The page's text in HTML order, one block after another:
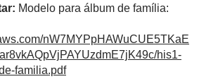
Modelo para álbum de família:
nW7MYPpHAWuCUE5TKaE
his1-
familia.pdf